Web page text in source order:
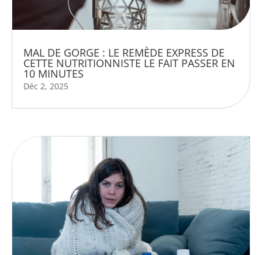
MAL DE GORGE : LE REMÈDE EXPRESS DE
CETTE NUTRITIONNISTE LE FAIT PASSER EN
10 MINUTES
Déc 2, 2025